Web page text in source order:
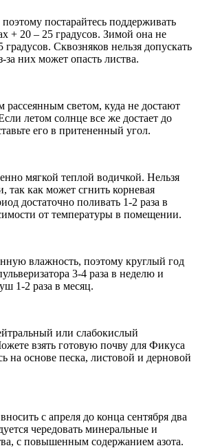
постарайтесь поддерживать
+ 20 – 25 градусов. Зимой она не
Сквозняков нельзя допускать
за них может опасть листва.
рассеянным светом, куда не достают
летом солнце все же достает до
его в притененный угол.
мягкой теплой водичкой. Нельзя
так как может сгнить корневая
достаточно поливать 1-2 раза в
от температуры в помещении.
влажность, поэтому круглый год
3-4 раза в неделю и
1-2 раза в месяц.
или слабокислый
взять готовую почву для Фикуса
на основе песка, листовой и дерновой
с апреля до конца сентября два
чередовать минеральные и
с повышенным содержанием азота.